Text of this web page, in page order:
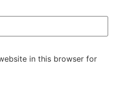
in this browser for